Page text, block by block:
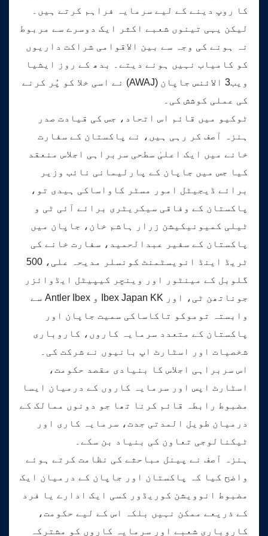
کا روپ دینے کے لیے سرمایہ فراہم کرتے ہیں۔
لیکن یہی تینوں شعبے اکثر ایک دوسرے سے مربوط
نہ ہونے کی وجہ سے بین الاقوامی شراکت داریوں
کو کامیاب نہیں ہونے دیتے۔ بدھ کے روز ایشیا
ویب3 الائنس جاپان (AWAJ) نے اسی خلا کو پُر کرنے
کی عملی کوشش کی۔
ٹوکیو میں قائم اس اتحاد، جس کی قیادت صدر
ہنزہ آصف کر رہی ہیں، نے پاکستان کے سفارت
خانے میں ایک اعلیٰ سطحی سربراہی اجلاس منعقد
کیا جس میں جاپان کے پارلیمانی نائب وزیر
برائے ڈیجیٹل امور مسٹر کاواساکی ہیدی تو،
پاکستان کے وفاقی سیکریٹری برائے آئی ٹی و
ٹیلی کمیونیکیشن زرار ہاشم خان، جاپان میں
پاکستان کے سفیر عبدالحمید، سفارت خانے کی
ٹریڈ اینڈ انویسٹمنٹ کونسلر مدیحہ علی، 500
گلوبل کے مینٹور اور وینچر کیپیٹل ایڈوائزر
جوناتھن ٹی، اور Ibex Japan KK و Antler Ibex سے
وابستہ توموکو تاکاساکی سمیت جاپان اور
پاکستان کے متعدد سرمایہ کاروں، کاروباری
شخصیات اور اسٹارٹ اپ بانیوں نے شرکت کی۔
اس سربراہی اجلاس کا بنیادی مقصد حکومت،
اسٹارٹ اپس اور سرمایہ کاروں کے درمیان ایسا
مضبوط رابطہ قائم کرنا تھا جو دونوں ممالک کے
درمیان طویل المدتی جدت، سرمایہ کاری اور
ٹیکنالوجی تعاون کی بنیاد بن سکے۔
ہنزہ آصف نے پینل مباحثے کی نظامت کرتے ہوئے
واضح کیا کہ پاکستان اور جاپان کے درمیان ایک
مضبوط انوویشن کوریڈور کسی ایک ادارے یا فرد
کے ذریعے ممکن نہیں بلکہ اس کے لیے حکومت،
کاروباری شعبے اور سرمایہ کاروں کو مشترکہ